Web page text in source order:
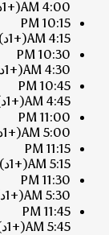
4:00 AM
(+1د)
10:15 PM
4:15 AM
(+1د)
10:30 PM
4:30 AM
(+1د)
10:45 PM
4:45 AM
(+1د)
11:00 PM
5:00 AM
(+1د)
11:15 PM
5:15 AM
(+1د)
11:30 PM
5:30 AM
(+1د)
11:45 PM
5:45 AM
(+1د)